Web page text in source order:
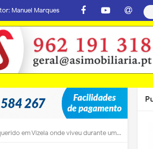
Manuel Marques
em Vizela onde viveu durante uma época